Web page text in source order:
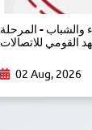
والشباب - المرحلة
القومي للاتصالات
02 Aug, 2026